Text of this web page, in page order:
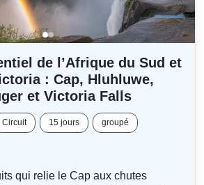
de l’Afrique du Sud et
: Cap, Hluhluwe,
et Victoria Falls
Circuit 15 jours groupé
qui relie le Cap aux chutes